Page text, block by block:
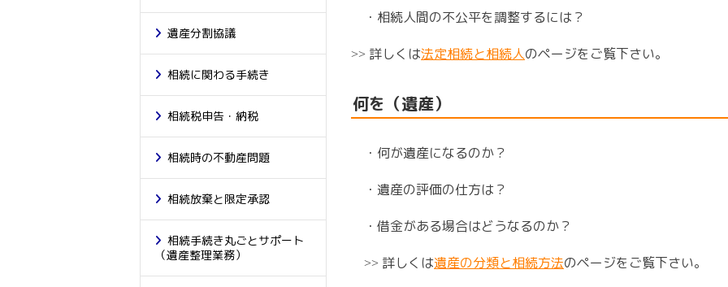
遺産分割協議
相続に関わる手続き
相続税申告・納税
相続時の不動産問題
相続放棄と限定承認
相続手続き丸ごとサポート
（遺産整理業務）
・相続人間の不公平を調整するには？
>> 詳しくは法定相続と相続人のページをご覧下さい。
何を（遺産）
・何が遺産になるのか？
・遺産の評価の仕方は？
・借金がある場合はどうなるのか？
>> 詳しくは遺産の分類と相続方法のページをご覧下さい。